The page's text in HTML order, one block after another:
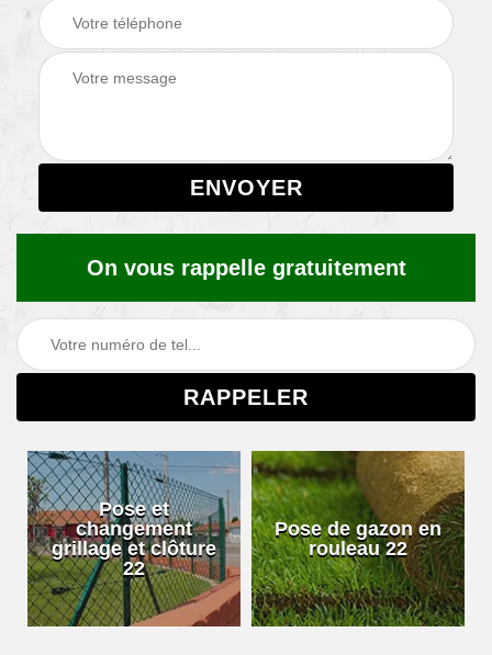
On vous rappelle gratuitement
Pose et
changement
grillage et clôture
22
Pose de gazon en
rouleau 22